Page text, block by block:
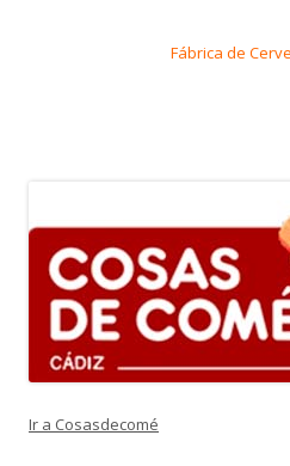
Fábrica de
Ir a Cosasdecomé